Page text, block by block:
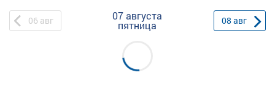
06 авг 07 августа
пятница 08 авг